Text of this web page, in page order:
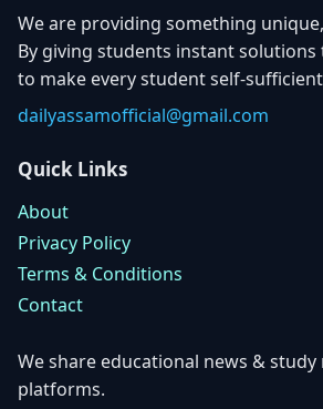
We are providing something
By giving students instant
to make every student self-
dailyassamofficial@gmail.com
Quick Links
About
Privacy Policy
Terms & Conditions
Contact
We share educational news &
platforms.